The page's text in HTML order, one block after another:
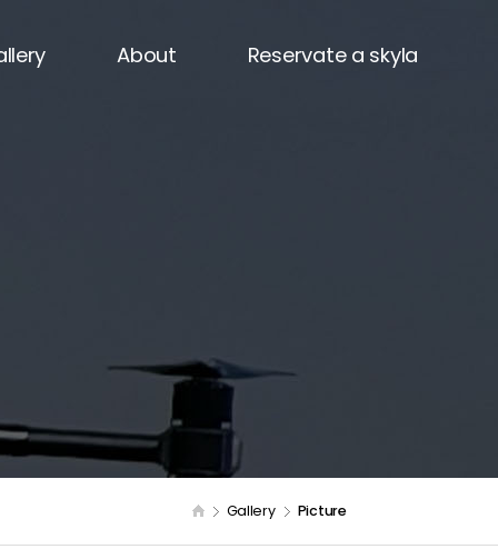
About Reservate a skyla
Gallery Picture